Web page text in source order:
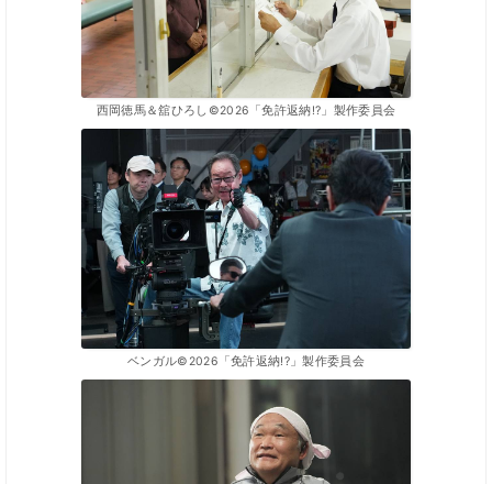
西岡徳馬＆舘ひろし©2026「免許返納!?」製作委員会
ベンガル©2026「免許返納!?」製作委員会